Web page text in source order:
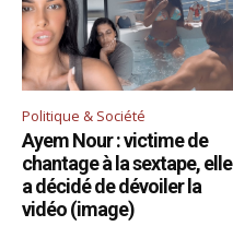
Politique & Société
Ayem Nour : victime de
chantage à la sextape, elle
a décidé de dévoiler la
vidéo (image)